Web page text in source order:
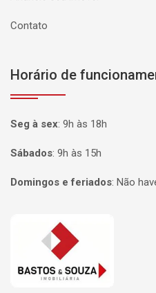
Contato
Horário de
Seg à sex: 9h às 18h
Sábados: 9h às 15h
Domingos e feriados: Não
Página inicial